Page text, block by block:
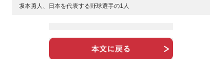
坂本勇人、日本を代表する野球選手の1人